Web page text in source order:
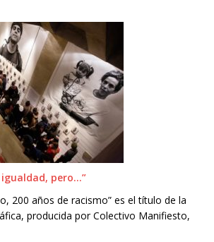
pero…”
200 años de racismo” es el título de la
producida por Colectivo Manifiesto,